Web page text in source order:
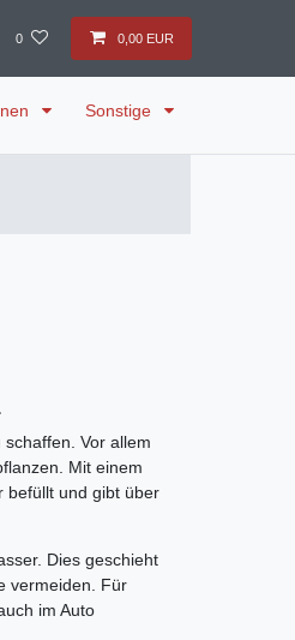
0 0,00 EUR
Sonstige
Vor allem
Mit einem
befüllt und gibt über
Dies geschieht
vermeiden. Für
im Auto